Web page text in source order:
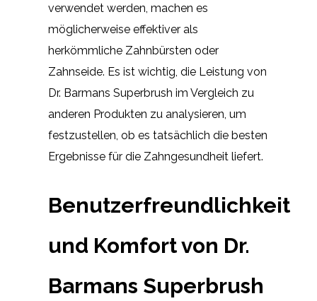
verwendet werden, machen es
möglicherweise effektiver als
herkömmliche Zahnbürsten oder
Zahnseide. Es ist wichtig, die Leistung von
Dr. Barmans Superbrush im Vergleich zu
anderen Produkten zu analysieren, um
festzustellen, ob es tatsächlich die besten
Ergebnisse für die Zahngesundheit liefert.
Benutzerfreundlichkeit
und Komfort von Dr.
Barmans Superbrush